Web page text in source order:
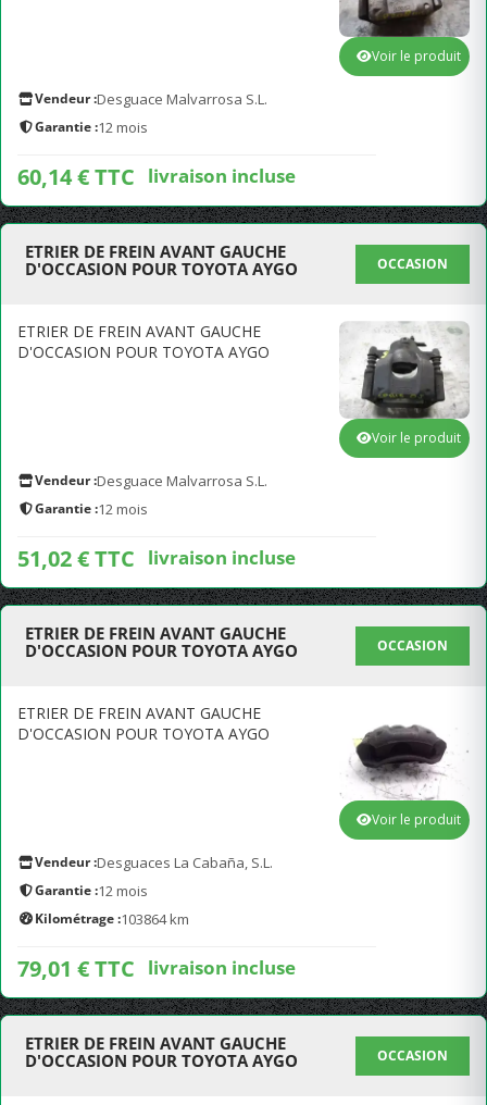
Vendeur :Desguace Malvarrosa S.L.
Garantie :12 mois
60,14 € TTC livraison incluse
Voir le produit
ETRIER DE FREIN AVANT GAUCHE
D'OCCASION POUR TOYOTA AYGO
OCCASION
ETRIER DE FREIN AVANT GAUCHE
D'OCCASION POUR TOYOTA AYGO
Vendeur :Desguace Malvarrosa S.L.
Garantie :12 mois
51,02 € TTC livraison incluse
Voir le produit
ETRIER DE FREIN AVANT GAUCHE
D'OCCASION POUR TOYOTA AYGO
OCCASION
ETRIER DE FREIN AVANT GAUCHE
D'OCCASION POUR TOYOTA AYGO
Vendeur :Desguaces La Cabaña, S.L.
Garantie :12 mois
Kilométrage :103864 km
79,01 € TTC livraison incluse
Voir le produit
ETRIER DE FREIN AVANT GAUCHE
D'OCCASION POUR TOYOTA AYGO
OCCASION